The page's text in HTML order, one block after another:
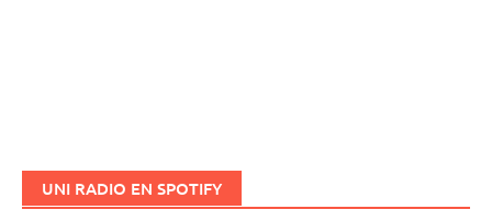
UNI RADIO EN SPOTIFY